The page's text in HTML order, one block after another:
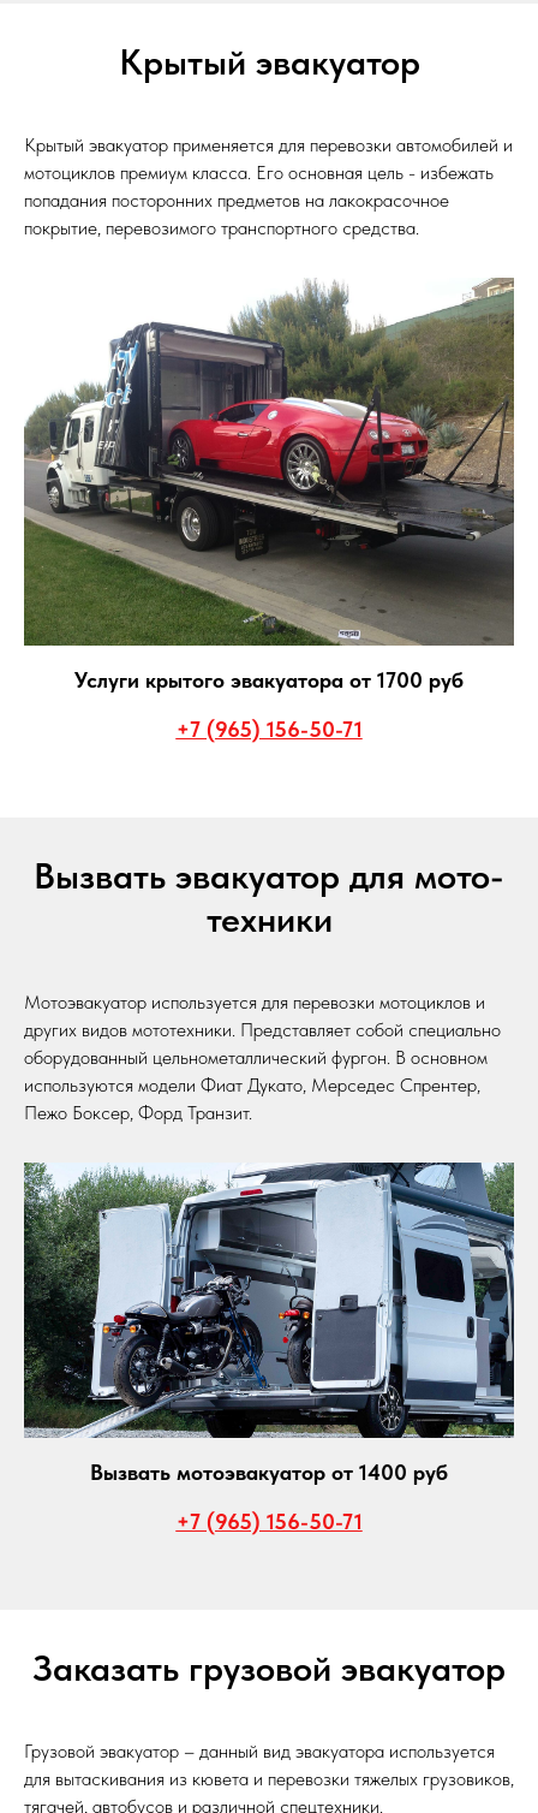
Крытый эвакуатор
Крытый эвакуатор применяется для перевозки автомобилей и
мотоциклов премиум класса. Его основная цель - избежать
попадания посторонних предметов на лакокрасочное
покрытие, перевозимого транспортного средства.
Услуги крытого эвакуатора от 1700 руб
+7 (965) 156-50-71
Вызвать эвакуатор для мото-
техники
Мотоэвакуатор используется для перевозки мотоциклов и
других видов мототехники. Представляет собой специально
оборудованный цельнометаллический фургон. В основном
используются модели Фиат Дукато, Мерседес Спрентер,
Пежо Боксер, Форд Транзит.
Вызвать мотоэвакуатор от 1400 руб
+7 (965) 156-50-71
Заказать грузовой эвакуатор
Грузовой эвакуатор – данный вид эвакуатора используется
для вытаскивания из кювета и перевозки тяжелых грузовиков,
тягачей, автобусов и различной спецтехники.